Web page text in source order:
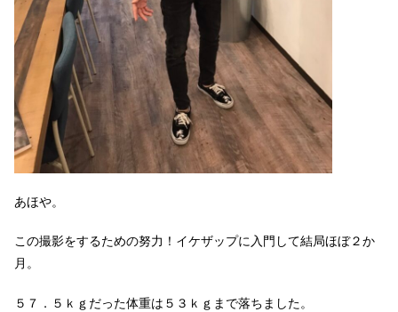
あほや。
この撮影をするための努力！イケザップに入門して結局ほぼ２か
月。
５７．５ｋｇだった体重は５３ｋｇまで落ちました。